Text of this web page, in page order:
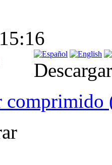
comprimido